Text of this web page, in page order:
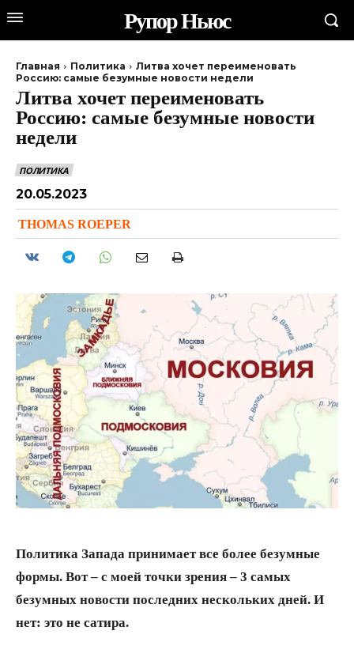
Рупор Ньюс
Главная Политика
Литва хочет переименовать
Россию: самые безумные новости недели
Литва хочет переименовать
Россию: самые безумные новости
недели
ПОЛИТИКА
20.05.2023
THOMAS ROEPER
Политика Запада принимает все более безумные
формы. Вот – с моей точки зрения – 3 самых
безумных новости последних нескольких дней. И
нет: это не сатира.